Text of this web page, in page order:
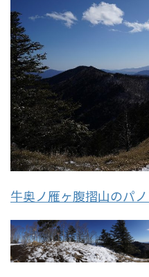
牛奥ノ雁ヶ腹摺山のパ